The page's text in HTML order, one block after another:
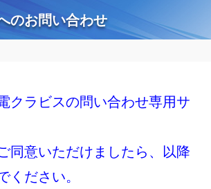
のお問い合わせ
クラビスの問い合わせ専用サ
同意いただけましたら、以降
ください。